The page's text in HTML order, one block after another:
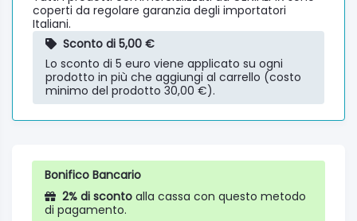
coperti da regolare garanzia degli importatori
Italiani.
Sconto di 5,00 €
Lo sconto di 5 euro viene applicato su ogni
prodotto in più che aggiungi al carrello (costo
minimo del prodotto 30,00 €).
Bonifico Bancario
2% di sconto alla cassa con questo metodo
di pagamento.